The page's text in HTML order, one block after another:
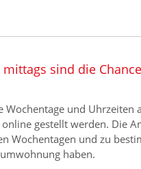
sind die
und Uhrzeiten
gestellt werden. Die
Wochentagen und zu
haben.